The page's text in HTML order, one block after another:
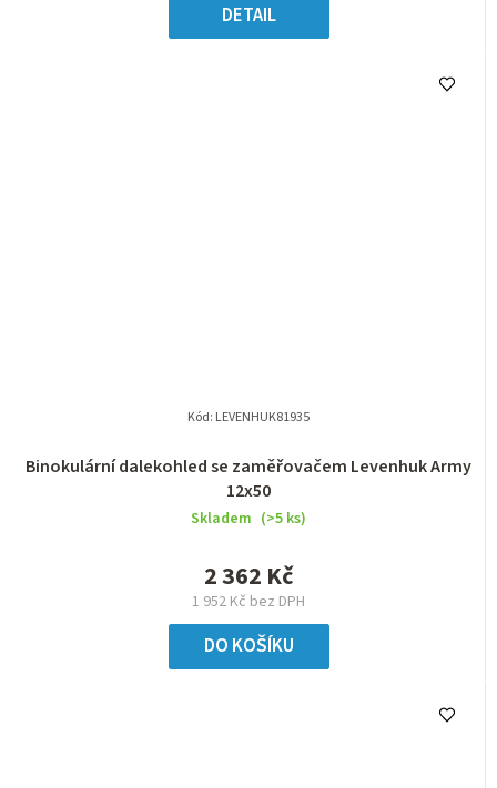
DETAIL
Binokulární dalekohled se zaměřovačem Levenhuk Army
12x50
Skladem (>5 ks)
1 952 Kč bez DPH
2 362 Kč
DO KOŠÍKU
Kód: LEVENHUK81935